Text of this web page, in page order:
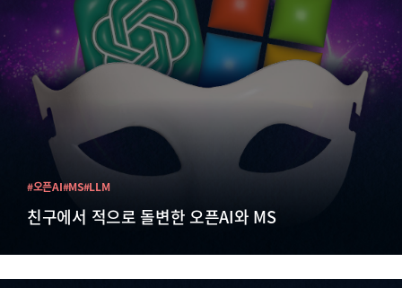
친구에서 적으로 돌변한 오픈AI와 MS
#오픈AI#MS#LLM